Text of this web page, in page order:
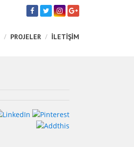
PROJELER İLETİŞİM